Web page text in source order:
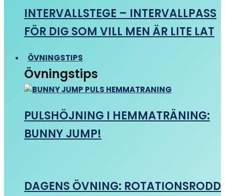
INTERVALLSTEGE – INTERVALLPASS
FÖR DIG SOM VILL MEN ÄR LITE LAT
ÖVNINGSTIPS
Övningstips
PULSHÖJNING I HEMMATRÄNING:
BUNNY JUMP!
DAGENS ÖVNING: ROTATIONSRODD